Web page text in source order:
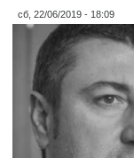
сб, 22/06/2019 - 18:09